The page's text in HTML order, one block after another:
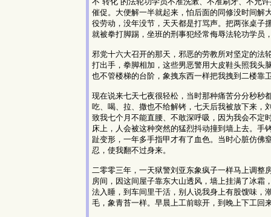
催促。大便解一半就起来，怕后面的同修没时间解
役劳动，没年没节，天天都是打骂声。把两张桌子
就被拳打脚踢，坐班的刑事犯经常侮辱法轮功学员
邪党十六大召开的那天，邪恶的劳教所对坚定的法
打出手，拳脚相加，这些男恶警用大皮鞋头照我头
也不管楼梯的台阶，象拽东西一样把我拽到二楼靠
现在说来七天七夜很轻松，当时那种痛苦分分秒秒
吃、喝、拉、撒也不给解铐，七天后我被放下来，
致我七个月不能直腰、不敢深呼吸，因为我会不定
床上，人会被这种突然的猛烈抖动撞到墙上去。手
趾变形，一年多手指甲才有了血色。当时心脏仿佛
忍，使我翻不过身来。
二零零三年，一天狱警刘亚东象疯子一样马上调整
房间，因这间屋子靠东大山透风，墙上挂满了冰霜
法入睡，到车间里干活，别人说我身上有股馊味，
毛，象青苔一样。早晨上工前晾开，到晚上下工回